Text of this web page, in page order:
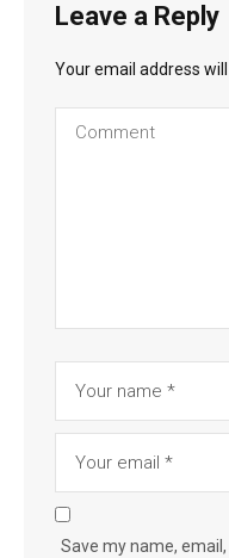
Leave a Reply
Your email address
Save my name,